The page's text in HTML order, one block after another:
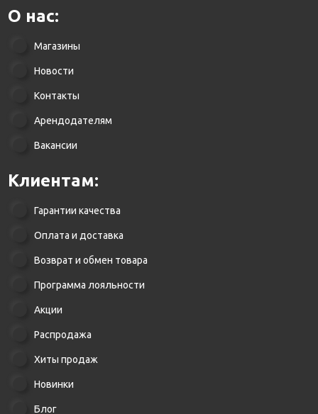
О нас:
Магазины
Новости
Контакты
Арендодателям
Вакансии
Клиентам:
Гарантии качества
Оплата и доставка
Возврат и обмен товара
Программа лояльности
Акции
Распродажа
Хиты продаж
Новинки
Блог